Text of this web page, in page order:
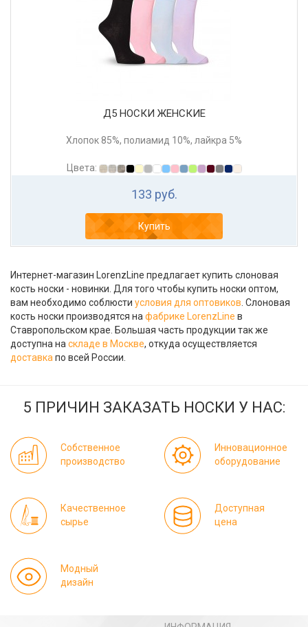
Д5 НОСКИ ЖЕНСКИЕ
Хлопок 85%, полиамид 10%, лайкра 5%
Цвета:
133 руб.
Купить
Интернет-магазин LorenzLine предлагает купить слоновая
кость носки - новинки. Для того чтобы купить носки оптом,
вам необходимо соблюсти условия для оптовиков. Слоновая
кость носки производятся нафабрике LorenzLine в
Ставропольском крае. Большая часть продукции так же
доступна наскладе в Москве, откуда осуществляется
доставкапо всей России.
5 ПРИЧИН ЗАКАЗАТЬ НОСКИ У НАС:
Собственное
производство
Инновационное
оборудование
Качественное
сырье
Доступная
цена
Модный
дизайн